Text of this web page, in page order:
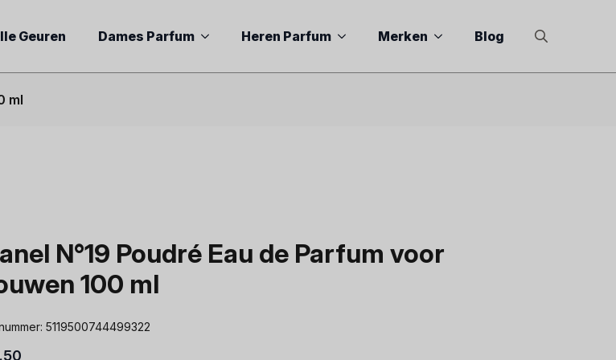
Geuren Dames Parfum Heren Parfum Merken
Blog
ml
N°19 Poudré Eau de Parfum voor
100 ml
5119500744499322